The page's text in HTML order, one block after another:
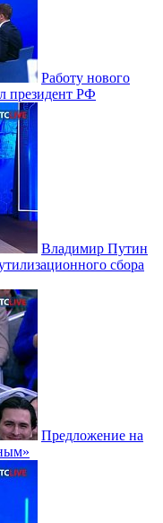
Работу нового
президент РФ
Владимир Путин
сбора
Предложение на